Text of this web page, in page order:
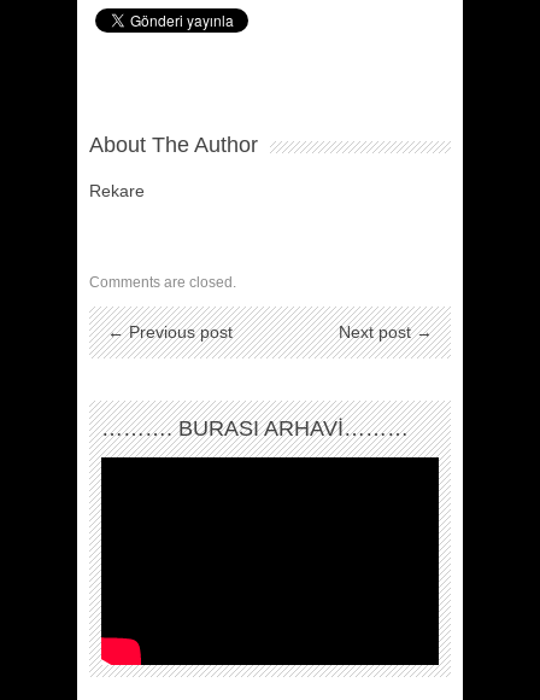
About The Author
Rekare
Comments are closed.
← Previous post Next post →
………. BURASI ARHAVİ………